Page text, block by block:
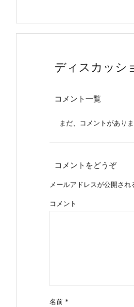
ディスカッシ
コメント一覧
まだ、コメントがあり
コメントをどうぞ
メールアドレスが公開され
コメント
名前 *